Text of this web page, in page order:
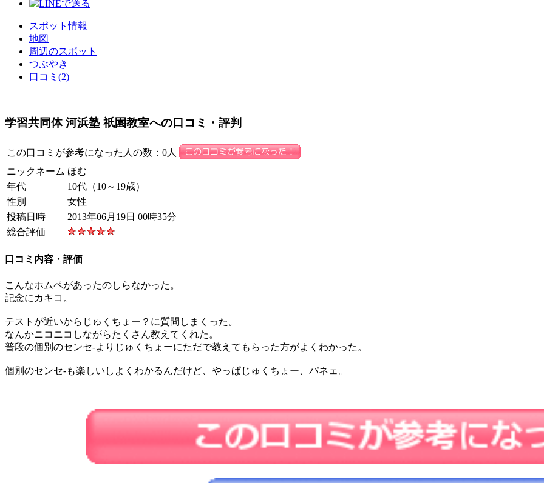
スポット情報
地図
周辺のスポット
つぶやき
口コミ(2)
学習共同体 河浜塾 祇園教室への口コミ・評判
この口コミが参考になった人の数：0人
ニックネーム ほむ
年代
10代（10～19歳）
性別
女性
投稿日時
2013年06月19日 00時35分
総合評価
口コミ内容・評価
こんなホムペがあったのしらなかった。
記念にカキコ。
テストが近いからじゅくちょー？に質問しまくった。
なんかニコニコしながらたくさん教えてくれた。
普段の個別のセンセ-よりじゅくちょーにただで教えてもらった方がよくわかった。
個別のセンセ-も楽しいしよくわかるんだけど、やっぱじゅくちょー、パネェ。